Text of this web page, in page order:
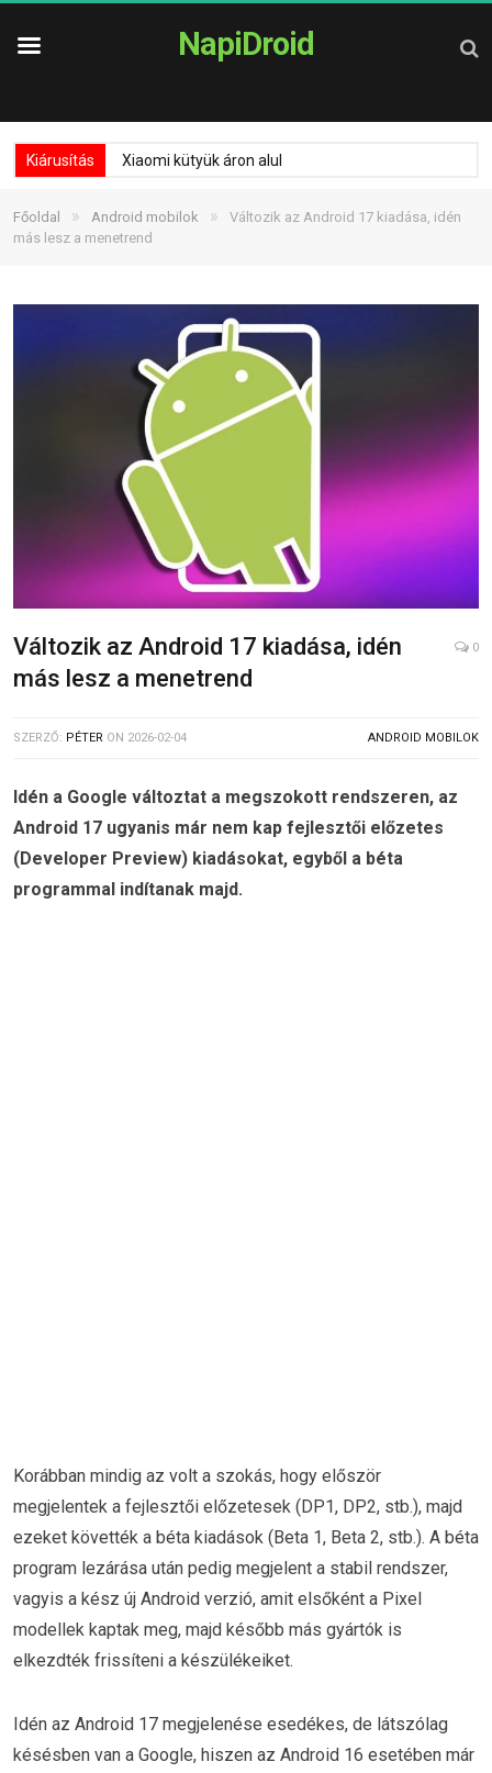
NapiDroid
Kiárusítás Xiaomi kütyük áron alul
Főoldal » Android mobilok »
Változik az Android 17 kiadása, idén
más lesz a menetrend
Változik az Android 17 kiadása, idén
más lesz a menetrend
0
SZERZŐ: PÉTER ON 2026-02-04 ANDROID MOBILOK
Idén a Google változtat a megszokott rendszeren, az
Android 17 ugyanis már nem kap fejlesztői előzetes
(Developer Preview) kiadásokat, egyből a béta
programmal indítanak majd.
Korábban mindig az volt a szokás, hogy először
megjelentek a fejlesztői előzetesek (DP1, DP2, stb.), majd
ezeket követték a béta kiadások (Beta 1, Beta 2, stb.). A béta
program lezárása után pedig megjelent a stabil rendszer,
vagyis a kész új Android verzió, amit elsőként a Pixel
modellek kaptak meg, majd később más gyártók is
elkezdték frissíteni a készülékeiket.
Idén az Android 17 megjelenése esedékes, de látszólag
késésben van a Google, hiszen az Android 16 esetében már